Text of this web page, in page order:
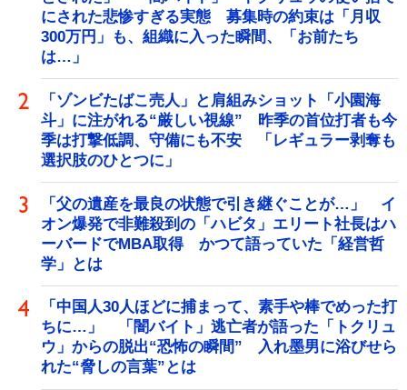
にされた悲惨すぎる実態 募集時の約束は「月収
300万円」も、組織に入った瞬間、「お前たち
は…」
「ゾンビたばこ売人」と肩組みショット「小園海
斗」に注がれる“厳しい視線” 昨季の首位打者も今
季は打撃低調、守備にも不安 「レギュラー剥奪も
選択肢のひとつに」
「父の遺産を最良の状態で引き継ぐことが…」 イ
オン爆発で非難殺到の「ハビタ」エリート社長はハ
ーバードでMBA取得 かつて語っていた「経営哲
学」とは
「中国人30人ほどに捕まって、素手や棒でめった打
ちに…」 「闇バイト」逃亡者が語った「トクリュ
ウ」からの脱出“恐怖の瞬間” 入れ墨男に浴びせら
れた“脅しの言葉”とは